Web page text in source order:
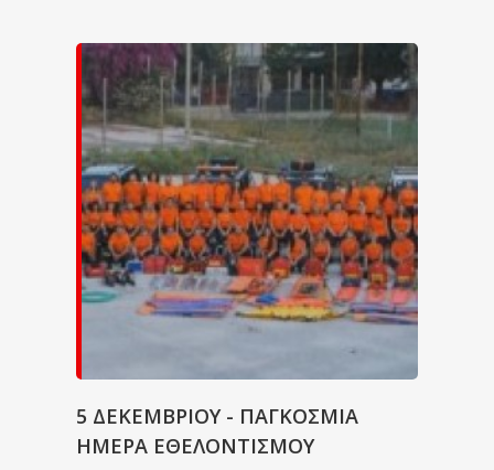
5 ΔΕΚΕΜΒΡΙΟΥ - ΠΑΓΚΟΣΜΙΑ
ΗΜΕΡΑ ΕΘΕΛΟΝΤΙΣΜΟΥ